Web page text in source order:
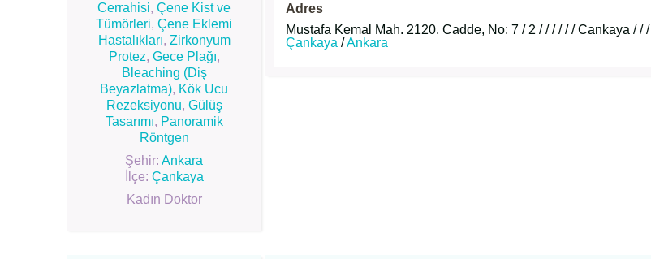
Cerrahisi, Çene Kist ve
Tümörleri, Çene Eklemi
Hastalıkları, Zirkonyum
Protez, Gece Plağı,
Bleaching (Diş
Beyazlatma), Kök Ucu
Rezeksiyonu, Gülüş
Tasarımı, Panoramik
Röntgen
Şehir: Ankara
İlçe: Çankaya
Kadın Doktor
Adres
Mustafa Kemal Mah. 2120. Cadde, No: 7 / 2 / / / / / / Cankaya / / /
Çankaya /Ankara